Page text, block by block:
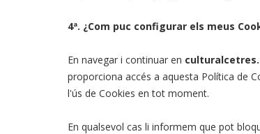
4ª. ¿Com puc configurar els meus
En navegar i continuar en
proporciona accés a aquesta Política de
l'ús de Cookies en tot moment.
En qualsevol cas li informem que pot